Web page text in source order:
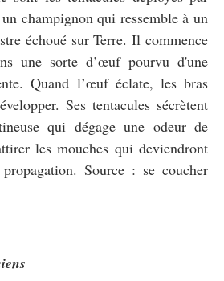
champignon qui ressemble à un
échoué sur Terre. Il commence
une sorte d’œuf pourvu d'une
Quand l’œuf éclate, les bras
Ses tentacules sécrètent
qui dégage une odeur de
les mouches qui deviendront
Source : se coucher